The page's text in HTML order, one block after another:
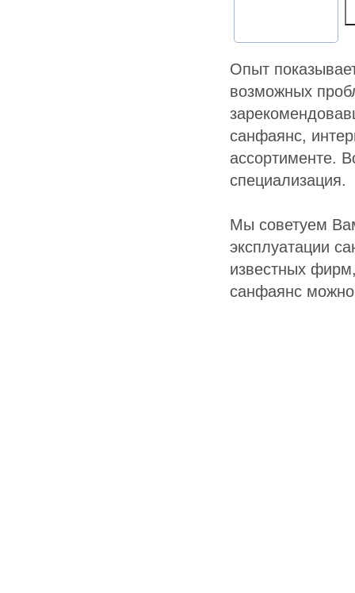
Опыт
возможных
санфаянс,
ассортименте.
специализация.
Мы советуем
эксплуатации
известных
санфаянс